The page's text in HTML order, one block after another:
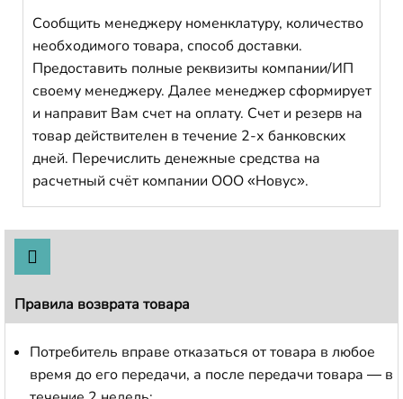
Сообщить менеджеру номенклатуру, количество
необходимого товара, способ доставки.
Предоставить полные реквизиты компании/ИП
своему менеджеру. Далее менеджер сформирует
и направит Вам счет на оплату. Счет и резерв на
товар действителен в течение 2-х банковских
дней. Перечислить денежные средства на
расчетный счёт компании ООО «Новус».
Правила возврата товара
Потребитель вправе отказаться от товара в любое
время до его передачи, а после передачи товара — в